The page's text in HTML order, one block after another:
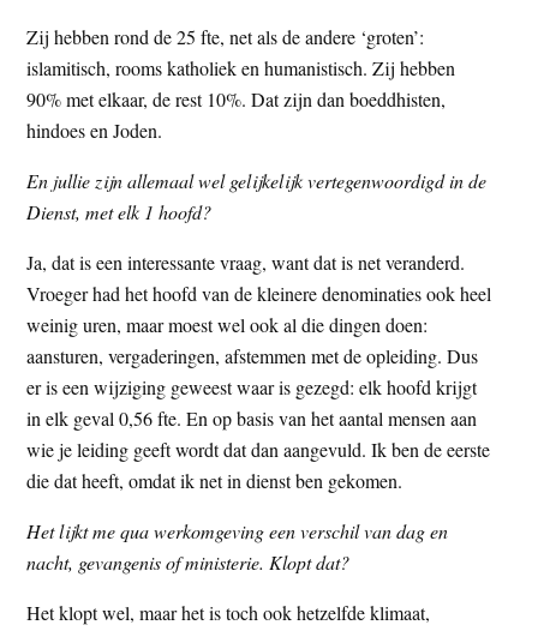
Zij hebben rond de 25 fte, net als de andere ‘groten’:
islamitisch, rooms katholiek en humanistisch. Zij hebben
90% met elkaar, de rest 10%. Dat zijn dan boeddhisten,
hindoes en Joden.
En jullie zijn allemaal wel gelijkelijk vertegenwoordigd in de
Dienst, met elk 1 hoofd?
Ja, dat is een interessante vraag, want dat is net veranderd.
Vroeger had het hoofd van de kleinere denominaties ook heel
weinig uren, maar moest wel ook al die dingen doen:
aansturen, vergaderingen, afstemmen met de opleiding. Dus
er is een wijziging geweest waar is gezegd: elk hoofd krijgt
in elk geval 0,56 fte. En op basis van het aantal mensen aan
wie je leiding geeft wordt dat dan aangevuld. Ik ben de eerste
die dat heeft, omdat ik net in dienst ben gekomen.
Het lijkt me qua werkomgeving een verschil van dag en
nacht, gevangenis of ministerie. Klopt dat?
Het klopt wel, maar het is toch ook hetzelfde klimaat,